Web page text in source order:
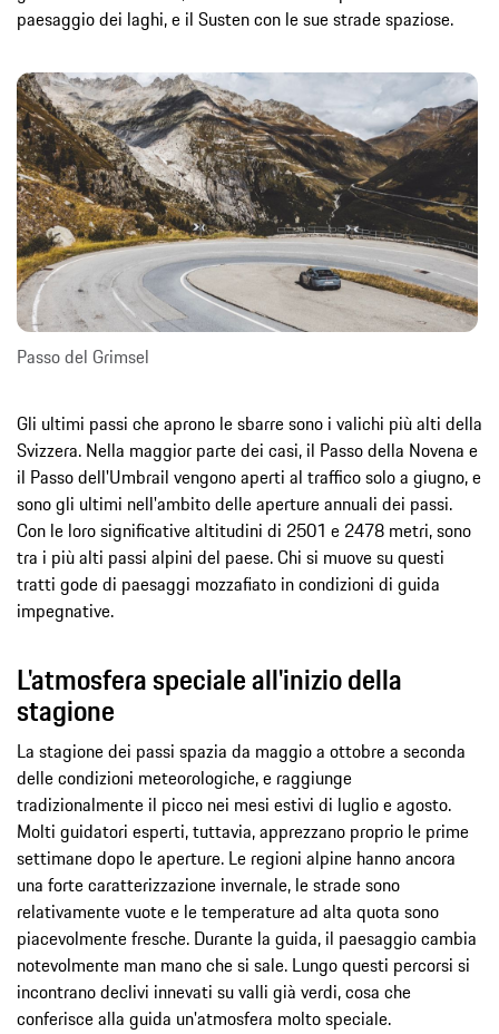
paesaggio dei laghi, e il Susten con le sue strade spaziose.
Passo del Grimsel
Gli ultimi passi che aprono le sbarre sono i valichi più alti della
Svizzera. Nella maggior parte dei casi, il Passo della Novena e
il Passo dell'Umbrail vengono aperti al traffico solo a giugno, e
sono gli ultimi nell'ambito delle aperture annuali dei passi.
Con le loro significative altitudini di 2501 e 2478 metri, sono
tra i più alti passi alpini del paese. Chi si muove su questi
tratti gode di paesaggi mozzafiato in condizioni di guida
impegnative.
L'atmosfera speciale all'inizio della
stagione
La stagione dei passi spazia da maggio a ottobre a seconda
delle condizioni meteorologiche, e raggiunge
tradizionalmente il picco nei mesi estivi di luglio e agosto.
Molti guidatori esperti, tuttavia, apprezzano proprio le prime
settimane dopo le aperture. Le regioni alpine hanno ancora
una forte caratterizzazione invernale, le strade sono
relativamente vuote e le temperature ad alta quota sono
piacevolmente fresche. Durante la guida, il paesaggio cambia
notevolmente man mano che si sale. Lungo questi percorsi si
incontrano declivi innevati su valli già verdi, cosa che
conferisce alla guida un'atmosfera molto speciale.